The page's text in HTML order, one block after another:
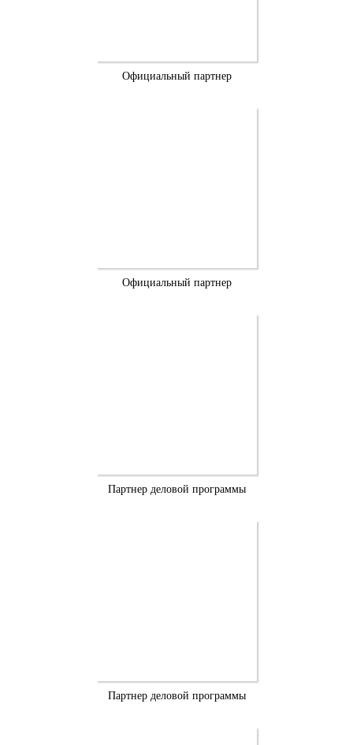
Официальный партнер
Официальный партнер
Партнер деловой программы
Партнер деловой программы